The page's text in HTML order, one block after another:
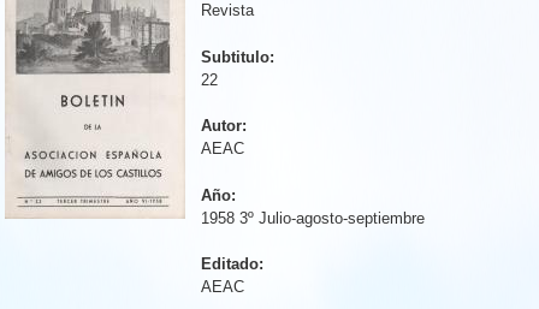
Revista
Subtitulo:
22
Autor:
AEAC
Año:
1958 3º Julio-agosto-septiembre
Editado:
AEAC